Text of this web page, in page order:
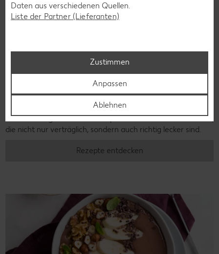
Glutenfreie Rezepte
Wer auf Gluten verzichtet, muss nicht automatisch auf
Vielfalt und Geschmack verzichten. Ob süß oder herzhaft –
mit unseren glutenfreien Rezepten zauberst du dir Gerichte,
die nicht nur verträglich, sondern auch richtig lecker sind.
Rezepte entdecken
Daten aus verschiedenen Quellen.
Liste der Partner (Lieferanten)
Zustimmen
Anpassen
Ablehnen